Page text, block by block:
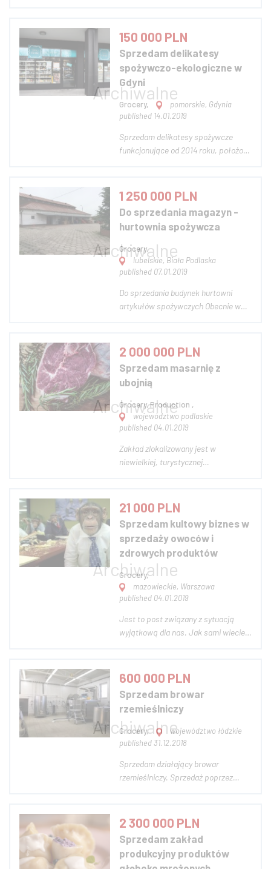
senseo oraz ekspresy do kawy w
ofercie również rozwijająca się wciąż
oferta kawy ziarnistej mielonej Sklep
działa na platf...
150 000 PLN
Sprzedam delikatesy
spożywczo-ekologiczne w
Gdyni
Grocery,
pomorskie, Gdynia
published 14.01.2019
Sprzedam delikatesy spożywcze
funkcjonujące od 2014 roku, położone
obowiązków nie jestem w stanie go
dalej prowadzić. Sklep znajduje się w
apartamentowcu, w którym znajduje
się 250 mieszkań i...
1 250 000 PLN
Do sprzedania magazyn -
hurtownia spożywcza
Grocery,
lubelskie, Biała Podlaska
published 07.01.2019
Do sprzedania budynek hurtowni
artykułów spożywczych Obecnie w
dostosowana do przechowywania
artykułów spożywczych (regały
składowania, chłodnie, posadzka
niepylna, wentylacja) - zaplecze
biur...
2 000 000 PLN
Sprzedam masarnię z
ubojnią
Grocery, Production ,
województwo podlaskie
published 04.01.2019
Zakład zlokalizowany jest w
niewielkiej, turystycznej
dogodnym szlaku komunikacyjnym.
Spółka posiada wiele certyfikatów, w
tym certyfikat wiarygodności firmy
oraz pozwolenia unijne. Obecnie
spółka jest...
21 000 PLN
Sprzedam kultowy biznes w
sprzedaży owoców i
zdrowych produktów
Grocery,
mazowieckie, Warszawa
published 04.01.2019
Jest to post związany z sytuacją
wyjątkową dla nas. Jak sami wiecie,
zupełnie inne tory, niż mogłoby się
wydawać. Dlatego nadeszła decyzja,
o sprzedaży biznesu. Jesteśmy
przekonani,...
600 000 PLN
Sprzedam browar
rzemieślniczy
Grocery,
województwo łódzkie
published 31.12.2018
Sprzedam działający browar
rzemieślniczy. Sprzedaż poprzez
Browar działający, posiadający
wszelkie konieczne zezwolenia na
produkcję i dystrybucję piwa.
Rozpoznawalna marka wśró...
2 300 000 PLN
Sprzedam zakład
produkcyjny produktów